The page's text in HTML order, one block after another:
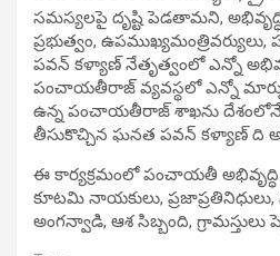
సమస్యలపై దృష్టి పెడతామని,
ప్రభుత్వం,
పవన్ కళ్యాణ్ నేతృత్వంలో ఎన్నో
పంచాయతీరాజ్ వ్యవస్థలో ఎన్నో
ఉన్న పంచాయతీరాజ్ శాఖను
తీసుకొచ్చిన ఘనత పవన్ కళ్యాణ్ ది
ఈ కార్యక్రమంలో పంచాయతీ
కూటమి నాయకులు,
అంగన్వాడి, ఆశ సిబ్బంది, గ్రామస్తులు